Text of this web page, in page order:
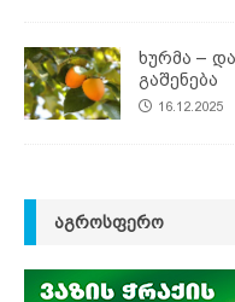
ხურმა –
გაშენება
16.12.2025
ᲐᲒᲠᲝᲡᲤᲔᲠᲝ